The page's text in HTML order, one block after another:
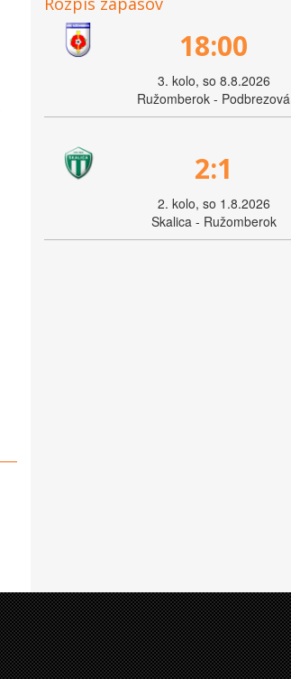
18:00
3. kolo, so 8.8.2026
Ružomberok - Podbrezová
2:1
2. kolo, so 1.8.2026
Skalica - Ružomberok